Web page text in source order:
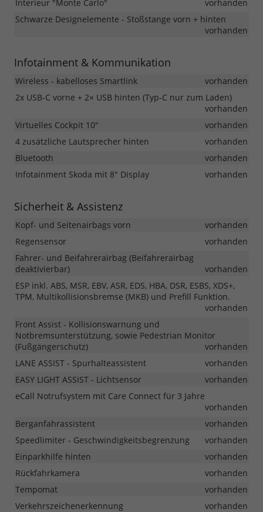
Interieur "Monte Carlo"
vorhanden
Schwarze Designelemente - Stoßstange vorn + hinten
vorhanden
Infotainment & Kommunikation
Wireless - kabelloses Smartlink
vorhanden
2x USB-C vorne + 2× USB hinten (Typ-C nur zum Laden)
vorhanden
Virtuelles Cockpit 10"
vorhanden
4 zusätzliche Lautsprecher hinten
vorhanden
Bluetooth
vorhanden
Infotainment Skoda mit 8" Display
vorhanden
Sicherheit & Assistenz
Kopf- und Seitenairbags vorn
vorhanden
Regensensor
vorhanden
Fahrer- und Beifahrerairbag (Beifahrerairbag
deaktivierbar)
vorhanden
ESP inkl. ABS, MSR, EBV, ASR, EDS, HBA, DSR, ESBS, XDS+,
TPM, Multikollisionsbremse (MKB) und Prefill Funktion.
vorhanden
Front Assist - Kollisionswarnung und
Notbremsunterstützung, sowie Pedestrian Monitor
(Fußgängerschutz)
vorhanden
LANE ASSIST - Spurhalteassistent
vorhanden
EASY LIGHT ASSIST - Lichtsensor
vorhanden
eCall Notrufsystem mit Care Connect für 3 Jahre
vorhanden
Berganfahrassistent
vorhanden
Speedlimiter - Geschwindigkeitsbegrenzung
vorhanden
Einparkhilfe hinten
vorhanden
Rückfahrkamera
vorhanden
Tempomat
vorhanden
Verkehrszeichenerkennung
vorhanden